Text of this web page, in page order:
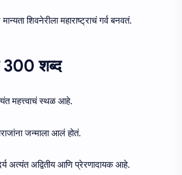
शिवनेरीला महाराष्ट्राचं गर्व बनवतं.
300 शब्द
महत्त्वाचं स्थळ आहे.
जन्माला आलं होतं.
अत्यंत अद्वितीय आणि प्रेरणादायक आहे.